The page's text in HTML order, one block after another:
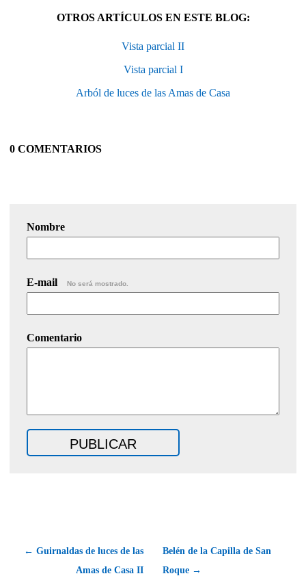
OTROS ARTÍCULOS EN ESTE BLOG:
Vista parcial II
Vista parcial I
Arból de luces de las Amas de Casa
0 COMENTARIOS
Nombre
E-mail No será mostrado.
Comentario
← Guirnaldas de luces de las
Amas de Casa II
Belén de la Capilla de San
Roque →